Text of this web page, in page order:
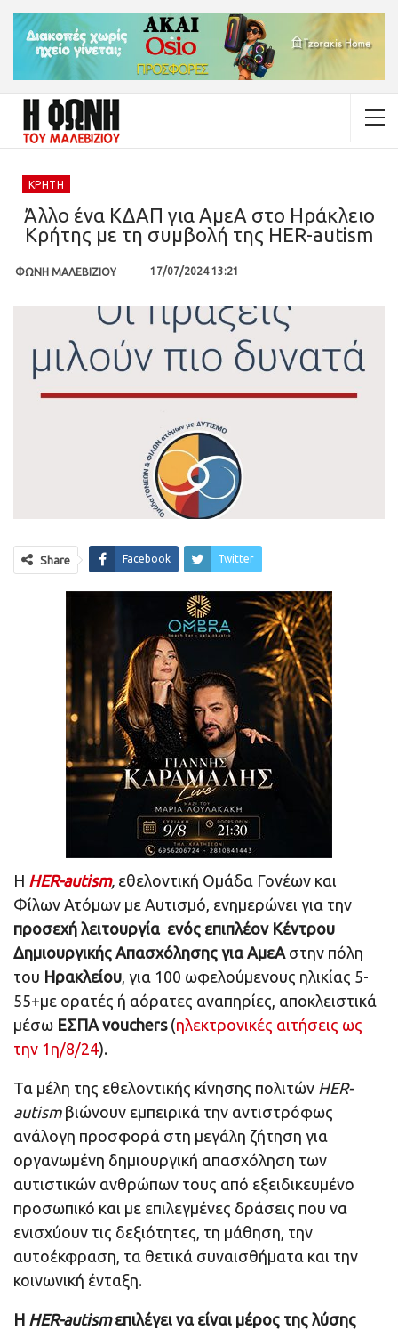
ΚΡΉΤΗ
Άλλο ένα ΚΔΑΠ για ΑμεΑ στο Ηράκλειο
Κρήτης με τη συμβολή της HER-autism
ΦΩΝΗ ΜΑΛΕΒΙΖΙΟΥ 17/07/2024 13:21
Share Facebook Twitter
Η HER-autism, εθελοντική Oμάδα Γονέων και
Φίλων Ατόμων με Αυτισμό, ενημερώνει για την
προσεχή λειτουργία ενός επιπλέον Κέντρου
Δημιουργικής Απασχόλησης για ΑμεΑστην πόλη
του Ηρακλείου, για 100 ωφελούμενους ηλικίας 5-
55+με ορατές ή αόρατες αναπηρίες, αποκλειστικά
μέσω ΕΣΠΑvouchers(ηλεκτρονικές αιτήσεις ως
την 1η/8/24).
Τα μέλη της εθελοντικής κίνησης πολιτών HER-
autismβιώνουν εμπειρικά την αντιστρόφως
ανάλογη προσφορά στη μεγάλη ζήτηση για
οργανωμένη δημιουργική απασχόληση των
αυτιστικών ανθρώπων τους από εξειδικευμένο
προσωπικό και με επιλεγμένες δράσεις που να
ενισχύουν τις δεξιότητες, τη μάθηση, την
αυτοέκφραση, τα θετικά συναισθήματα και την
κοινωνική ένταξη.
Η HER-autismεπιλέγει να είναι μέρος της λύσης